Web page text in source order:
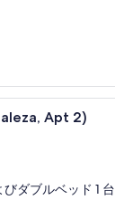
Apt 2)
ダブルベッド 1 台